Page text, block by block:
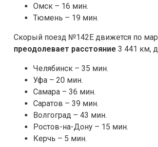
Омск – 16 мин.
Тюмень – 19 мин.
Скорый поезд №142Е движется по
преодолевает расстояние 3 441 км,
Челябинск – 35 мин.
Уфа – 20 мин.
Самара – 36 мин.
Саратов – 39 мин.
Волгоград – 43 мин.
Ростов-на-Дону – 15 мин.
Керчь – 5 мин.